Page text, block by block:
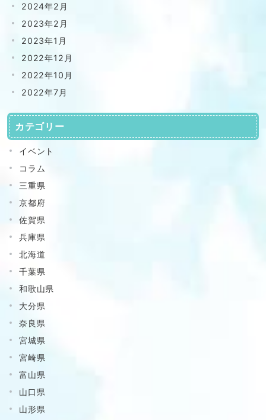
2024年2月
2023年2月
2023年1月
2022年12月
2022年10月
2022年7月
カテゴリー
イベント
コラム
三重県
京都府
佐賀県
兵庫県
北海道
千葉県
和歌山県
大分県
奈良県
宮城県
宮崎県
富山県
山口県
山形県